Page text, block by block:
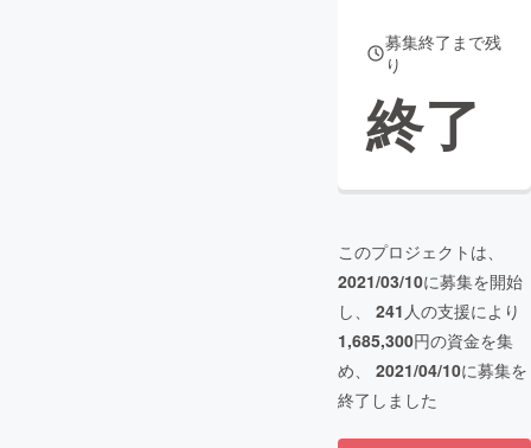
募集終了まで残
り
終了
このプロジェクトは、
2021/03/10に募集を開始
し、 241 人の支援により
1,685,300円の資金を集
め、 2021/04/10に募集を
終了しました